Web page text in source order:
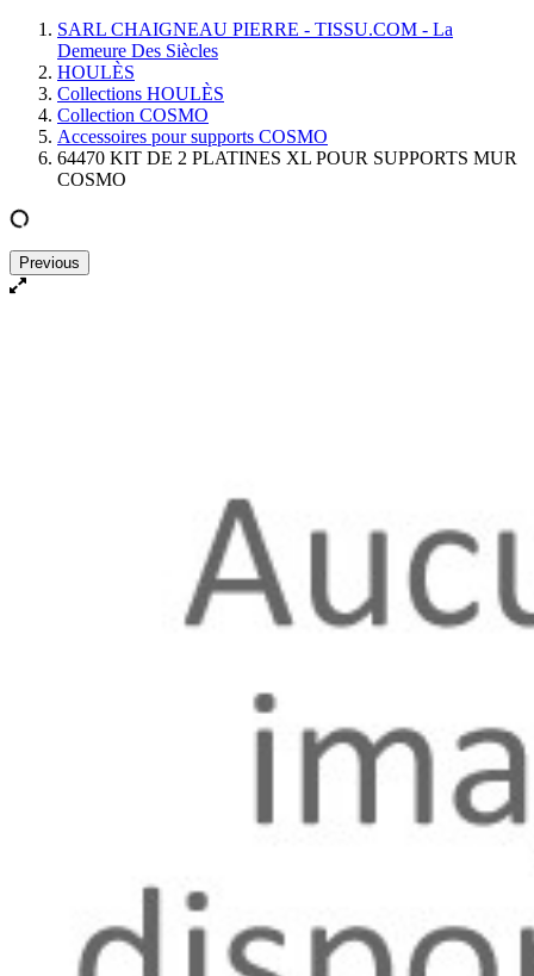
SARL CHAIGNEAU PIERRE - TISSU.COM - La
Demeure Des Siècles
HOULÈS
Collections HOULÈS
Collection COSMO
Accessoires pour supports COSMO
64470 KIT DE 2 PLATINES XL POUR SUPPORTS MUR
COSMO
Previous